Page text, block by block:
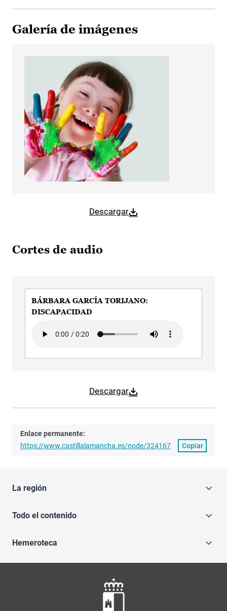
Galería de imágenes
Descargar
Cortes de audio
Descargar
BÁRBARA GARCÍA TORIJANO:
DISCAPACIDAD
Enlace permanente:
https://www.castillalamancha.es/node/324167
Copiar
La región
Todo el contenido
Hemeroteca